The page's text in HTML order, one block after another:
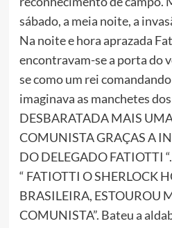
sábado, a meia noite, a
Na noite e hora aprazada
encontravam-se a porta do
se como um rei
imaginava as manchetes
DESBARATADA MAIS
COMUNISTA GRAÇAS A
DO DELEGADO FATIOTTI “.
“ FATIOTTI O SHERLOCK
BRASILEIRA, ESTOUROU
COMUNISTA”. Bateu a